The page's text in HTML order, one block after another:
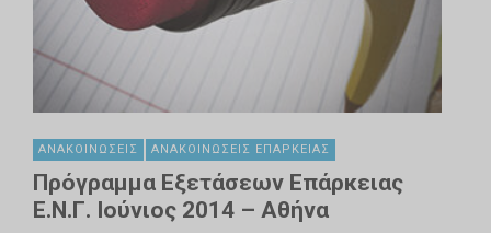
ΑΝΑΚΟΙΝΏΣΕΙΣ ΑΝΑΚΟΙΝΏΣΕΙΣ ΕΠΆΡΚΕΙΑΣ
Πρόγραμμα Εξετάσεων Επάρκειας
Ε.Ν.Γ. Ιούνιος 2014 – Αθήνα